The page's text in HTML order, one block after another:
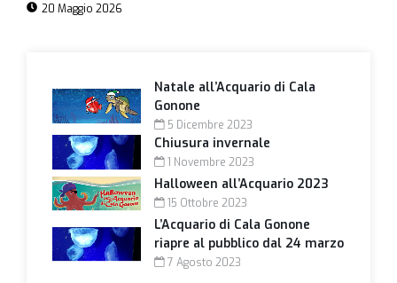
20 Maggio 2026
Natale all’Acquario di Cala
Gonone
5 Dicembre 2023
Chiusura invernale
1 Novembre 2023
Halloween all’Acquario 2023
15 Ottobre 2023
L’Acquario di Cala Gonone
riapre al pubblico dal 24 marzo
7 Agosto 2023